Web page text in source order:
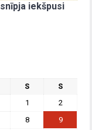
iekšpusi
S
S
1
2
8 9